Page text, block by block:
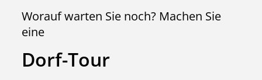
Worauf warten Sie noch? Machen Sie
eine
Dorf-Tour